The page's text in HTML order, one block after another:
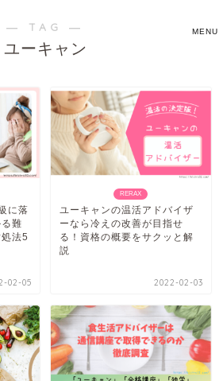
― TAG ―
ユーキャン
に落
難
法5
02-05
RERAX
ユーキャンの温活アドバイザ
ーなら冷えの改善が目指せ
る！資格の概要をサクッと解
説
2022-02-03